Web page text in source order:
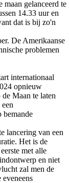
maan gelanceerd te
14.33 uur en
dat is bij zo'n
De Amerikaanse
problemen
internationaal
opnieuw
Maan te laten
bemande
lancering van een
Het is de
met alle
en niet
zal men de